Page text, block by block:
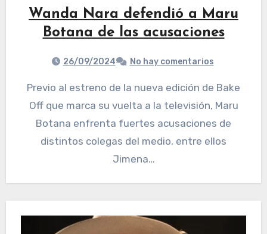
Wanda Nara defendió a Maru
Botana de las acusaciones
26/09/2024 No hay comentarios
Previo al estreno de la nueva edición de Bake
Off que marca su vuelta a la televisión, Maru
Botana enfrenta fuertes acusaciones de
distintos colegas del medio, entre ellos
Jimena…